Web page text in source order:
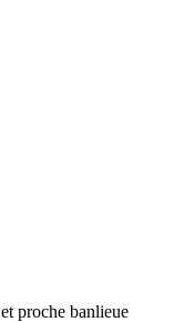
proche banlieue